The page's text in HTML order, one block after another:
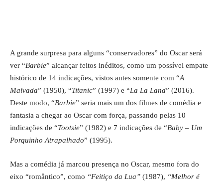
A grande surpresa para alguns “conservadores” do Oscar será
ver “Barbie” alcançar feitos inéditos, como um possível empate
histórico de 14 indicações, vistos antes somente com “A
Malvada” (1950), “Titanic” (1997) e “La La Land” (2016).
Deste modo, “Barbie” seria mais um dos filmes de comédia e
fantasia a chegar ao Oscar com força, passando pelas 10
indicações de “Tootsie” (1982) e 7 indicações de “Baby – Um
Porquinho Atrapalhado” (1995).
Mas a comédia já marcou presença no Oscar, mesmo fora do
eixo “romântico”, como “Feitiço da Lua” (1987), “Melhor é